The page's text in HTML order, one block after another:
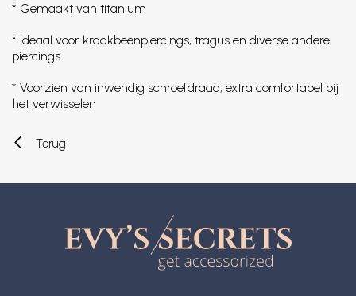
* Gemaakt van titanium
* Ideaal voor kraakbeenpiercings, tragus en diverse andere
piercings
* Voorzien van inwendig schroefdraad, extra comfortabel bij
het verwisselen
Terug